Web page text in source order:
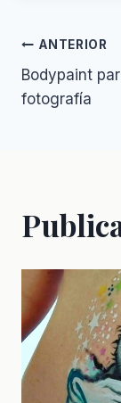
de
ANTERIOR
Bodypaint
fotografía